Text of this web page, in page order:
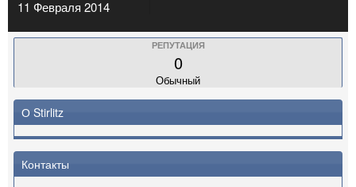
11 Февраля 2014
РЕПУТАЦИЯ
0
Обычный
О Stirlitz
Контакты